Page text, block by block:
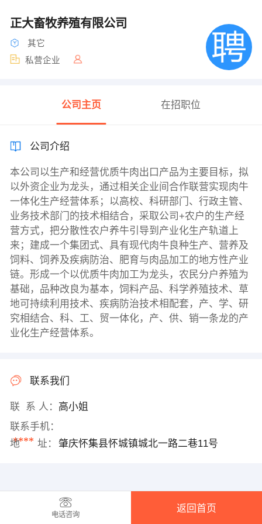
正大畜牧养殖有限公司
其它
私营企业
公司主页 在招职位
公司介绍
本公司以生产和经营优质牛肉出口产品为主要目标，拟
以外资企业为龙头，通过相关企业间合作联营实现肉牛
一体化生产经营体系；以高校、科研部门、行政主管、
业务技术部门的技术相结合，采取公司+农户的生产经
营方式，把分散性农户养牛引导到产业化生产轨道上
来；建成一个集团式、具有现代肉牛良种生产、营养及
饲料、饲养及疾病防治、肥育与肉品加工的地方性产业
链。形成一个以优质牛肉加工为龙头，农民分户养殖为
基础，品种改良为基本，饲料产品、科学养殖技术、草
地可持续利用技术、疾病防治技术相配套，产、学、研
究相结合、科、工、贸一体化，产、供、销一条龙的产
业化生产经营体系。
联系我们
联 系 人： 高小姐
联系手机：
****
地 址： 肇庆怀集县怀城镇城北一路二巷11号
电话咨询
返回首页